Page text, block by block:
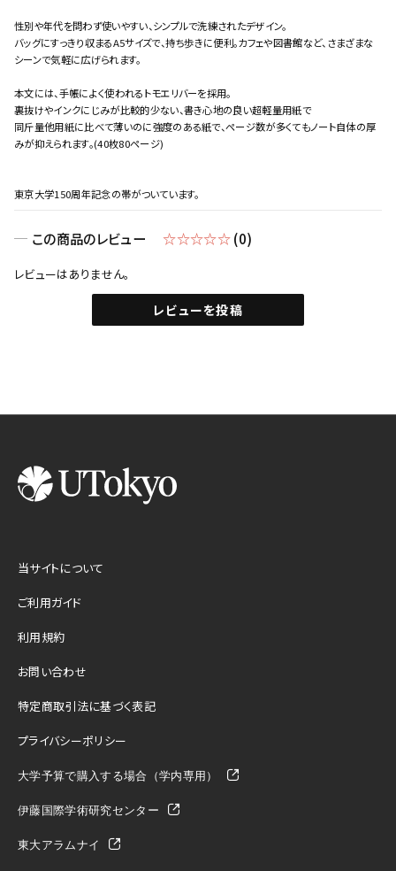
性別や年代を問わず使いやすい、シンプルで洗練されたデザイン。
バッグにすっきり収まるA5サイズで、持ち歩きに便利。カフェや図書館など、さまざまな
シーンで気軽に広げられます。
本文には、手帳によく使われるトモエリバーを採用。
裏抜けやインクにじみが比較的少ない、書き心地の良い超軽量用紙で
同斤量他用紙に比べて薄いのに強度のある紙で、ページ数が多くてもノート自体の厚
みが抑えられます。(40枚80ページ)
東京大学150周年記念の帯がついています。
この商品のレビュー ☆☆☆☆☆(0)
レビューはありません。
レビューを投稿
当サイトについて
ご利用ガイド
利用規約
お問い合わせ
特定商取引法に基づく表記
プライバシーポリシー
大学予算で購入する場合（学内専用）
伊藤国際学術研究センター
東大アラムナイ